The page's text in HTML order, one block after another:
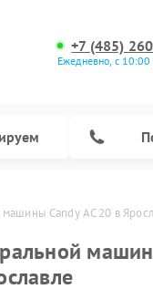
+7 (485)
Ежедневно, с
Candy AC 20 в